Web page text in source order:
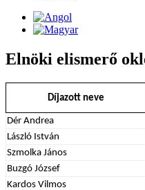
Elnöki elismerő
Díjazott neve
Dér Andrea
László István
Szmolka János
Buzgó József
Kardos Vilmos